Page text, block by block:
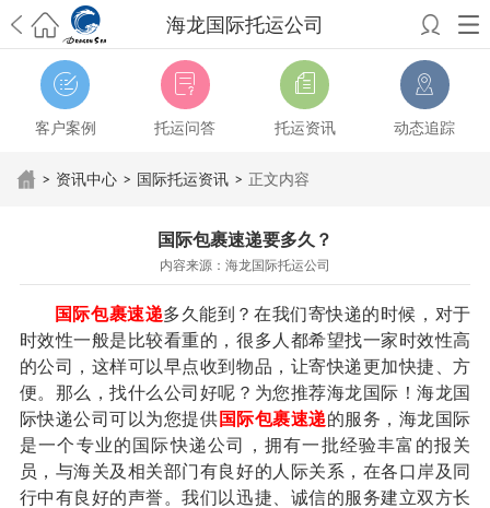
海龙国际托运公司
希望邮寄国际包裹顺利，从广州市国际快递邮寄到新西兰哪个公司好？
澳洲海运搬家回广州报关清关要怎么做？注意事项有哪些？
青岛市国际
搬家服务到美国，搬家公司有哪些搬家方案？大连市国际搬家服务到中
国台湾是一种怎样的体验？有人分享搬家经历吗？
从长沙市国际快递邮
寄到韩国有哪些国际快递方式？用哪种好？
法有哪些？具体怎么操作？ 国际搬家：家具海运到奥克兰怎么样能省
影响国际搬家吗？上海搬家到新西兰旺格雷有点不一样
输到澳大利亚，移民如何跨国搬家？上海移民搬家到塞浦路斯，国际搬
从秦皇岛市托运到美国从重庆市托运到美国 从上海市托运到澳大利亚
张家界市托运到美国从厦门市托运到美国从张家界市托运到美国 从南京
市搬家到加拿大从大连市搬家到英国从佛山市搬家到美国从北京市搬家
到西班牙 从广州市搬家到比利时 从上海市搬家到意大利
客户案例 托运问答 托运资讯 动态追踪
> 资讯中心 > 国际托运资讯 > 正文内容
国际包裹速递要多久？
内容来源：海龙国际托运公司
国际包裹速递多久能到？在我们寄快递的时候，对于
时效性一般是比较看重的，很多人都希望找一家时效性高
的公司，这样可以早点收到物品，让寄快递更加快捷、方
便。那么，找什么公司好呢？为您推荐海龙国际！海龙国
际快递公司可以为您提供 国际包裹速递的服务，海龙国际
是一个专业的国际快递公司，拥有一批经验丰富的报关
员，与海关及相关部门有良好的人际关系，在各口岸及同
行中有良好的声誉。我们以迅捷、诚信的服务建立双方长